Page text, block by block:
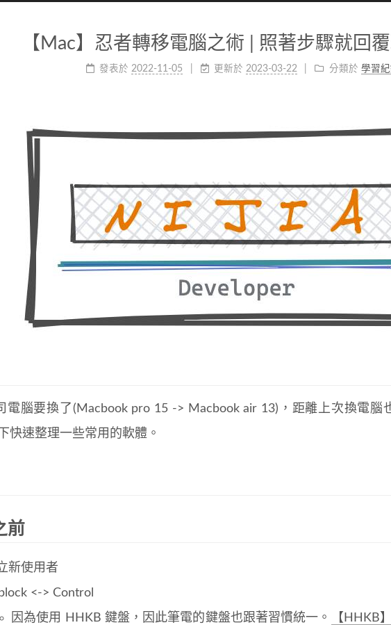
【Mac】忍者轉移電腦之術 | 照著步驟就回覆
發表於 2022-11-05 更新於 2023-03-22 分類於 學習
電腦要換了(Macbook pro 15 -> Macbook air 13)，距離上次換電腦
快速整理一些常用的軟體。
前
新使用者
<-> Control
因為使用 HHKB 鍵盤，因此筆電的鍵盤也跟著習慣統一。
【HHKB